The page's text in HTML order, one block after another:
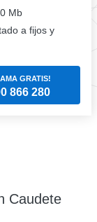
Mb
a fijos y
GRATIS!
866 280
Caudete